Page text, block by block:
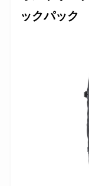
ックパック